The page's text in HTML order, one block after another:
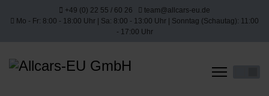
+49 (0) 22 55 / 60 26
team@allcars-eu.de
Mo - Fr: 8:00 - 18:00 Uhr | Sa: 8:00 - 13:00 Uhr | Sonntag (Schautag): 11:00
- 17:00 Uhr